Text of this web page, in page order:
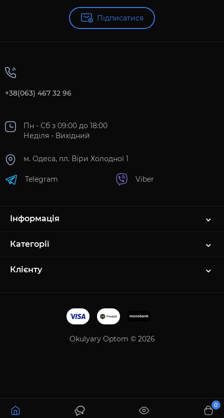
0
135.00 грн. Купити
Підписатися
+38(063) 467 32 96
Пн - Сб з 09:00 до 18:00
Неділя - Вихідний
м. Одеса, пл. Віри Холодної 1
Telegram Viber
Інформація
Категорії
Клієнту
Okulyary Optom © 2026